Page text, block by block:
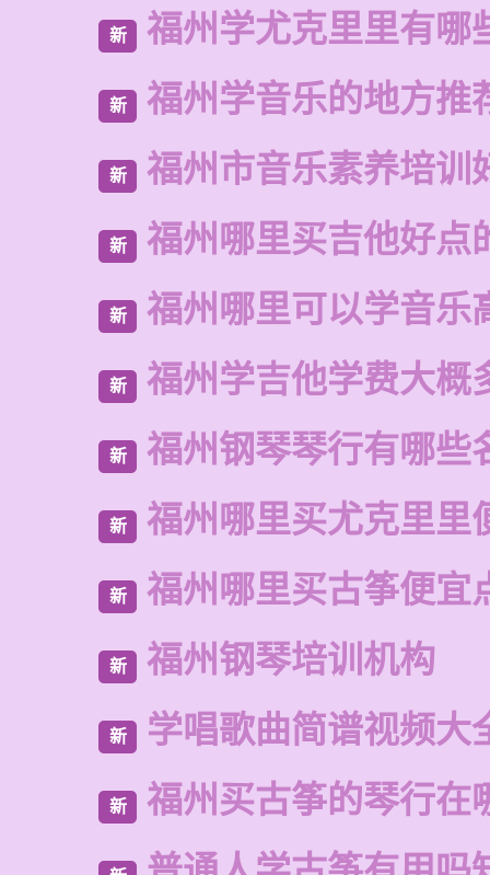
新 福州学尤克里里有哪
新 福州学音乐的地方推
新 福州市音乐素养培训
新 福州哪里买吉他好点
新 福州哪里可以学音乐
新 福州学吉他学费大概
新 福州钢琴琴行有哪些
新 福州哪里买尤克里里
新 福州哪里买古筝便宜
新 福州钢琴培训机构
新 学唱歌曲简谱视频大
新 福州买古筝的琴行在